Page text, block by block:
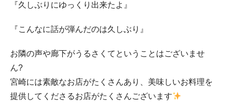
『久しぶりにゆっくり出来たよ』
『こんなに話が弾んだのは久しぶり』
お隣の声や廊下がうるさくてということはございませ
ん?
宮崎には素敵なお店がたくさんあり、美味しいお料理を
提供してくださるお店がたくさんございます